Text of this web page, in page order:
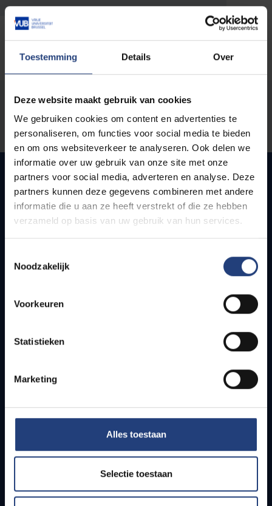
Toestemming Details Over
Deze website maakt gebruik van cookies
We gebruiken cookies om content en advertenties te
personaliseren, om functies voor social media te bieden
en om ons websiteverkeer te analyseren. Ook delen we
informatie over uw gebruik van onze site met onze
partners voor social media, adverteren en analyse. Deze
partners kunnen deze gegevens combineren met andere
informatie die u aan ze heeft verstrekt of die ze hebben
verzameld op basis van uw gebruik van hun services.
Noodzakelijk
Voorkeuren
Statistieken
Marketing
Alles toestaan
Selectie toestaan
Stond er een fout op deze pagina?
Laat het ons weten
Lesroosters
Campusfaciliteiten
Info voor
Studenten
Leerkrachten en secundaire scholen
Internationale studenten
Bewaking en noodnummers